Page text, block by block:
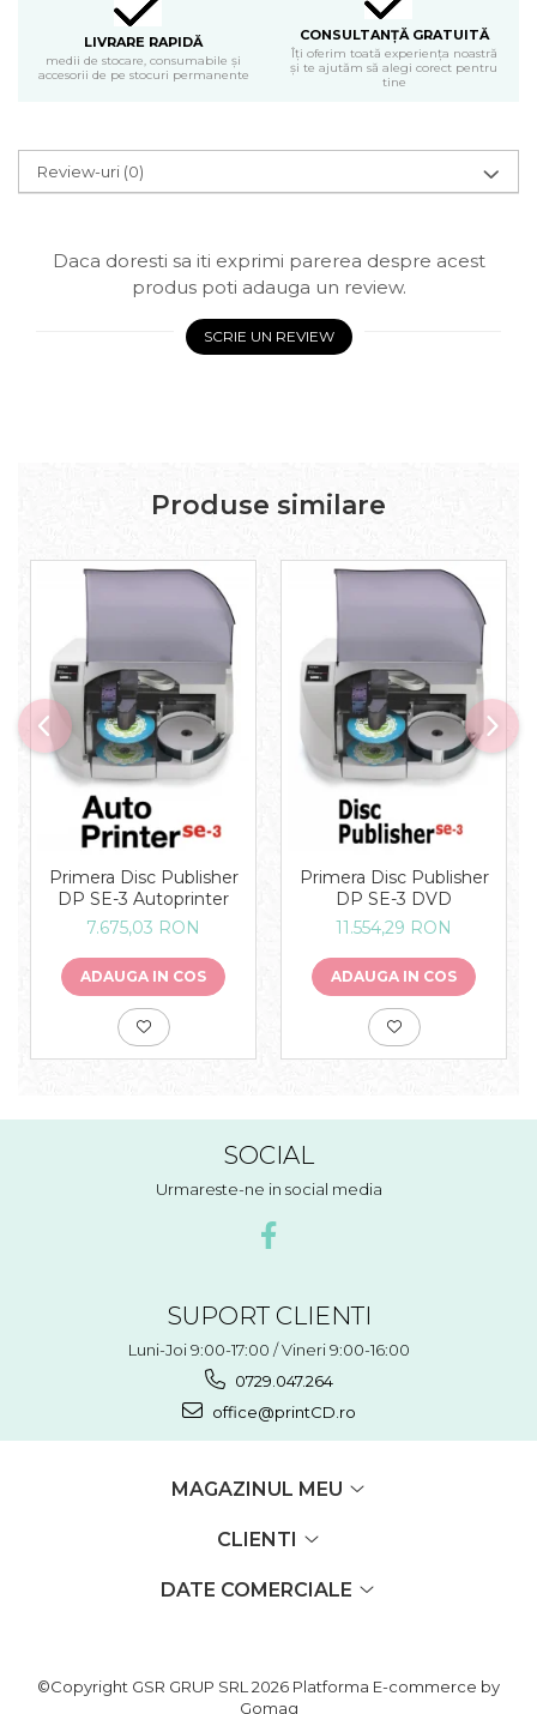
LIVRARE RAPIDĂ
medii de stocare, consumabile și
accesorii de pe stocuri permanente
CONSULTANȚĂ GRATUITĂ
Îți oferim toată experiența noastră
și te ajutăm să alegi corect pentru
tine
Review-uri (0)
Daca doresti sa iti exprimi parerea despre acest
produs poti adauga un review.
SCRIE UN REVIEW
Produse similare
Primera Disc Publisher
DP SE-3 Autoprinter
7.675,03 RON
ADAUGA IN COS
Primera Disc Publisher
DP SE-3 DVD
11.554,29 RON
ADAUGA IN COS
SOCIAL
Urmareste-ne in social media
SUPORT CLIENTI
Luni-Joi 9:00-17:00 / Vineri 9:00-16:00
0729.047.264
office@printCD.ro
MAGAZINUL MEU
CLIENTI
DATE COMERCIALE
©Copyright GSR GRUP SRL 2026 Platforma E-commerce by
Gomag